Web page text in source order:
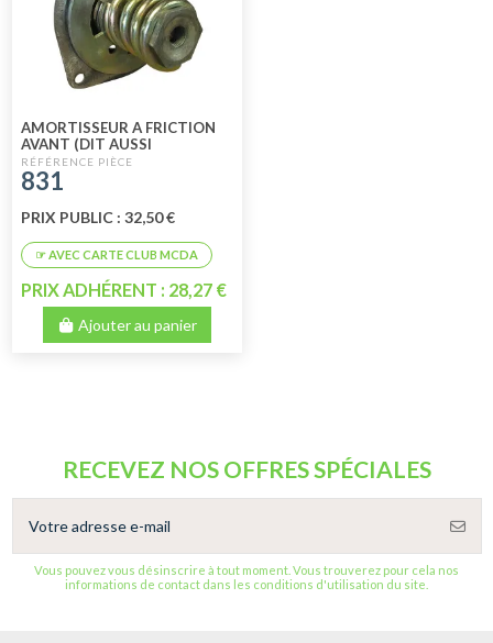
AMORTISSEUR A FRICTION
AVANT (DIT AUSSI
FROTTEUR)
831
PRIX PUBLIC : 32,50 €
PRIX ADHÉRENT : 28,27 €
Ajouter au panier
RECEVEZ NOS OFFRES SPÉCIALES
Vous pouvez vous désinscrire à tout moment. Vous trouverez pour cela nos
informations de contact dans les conditions d'utilisation du site.